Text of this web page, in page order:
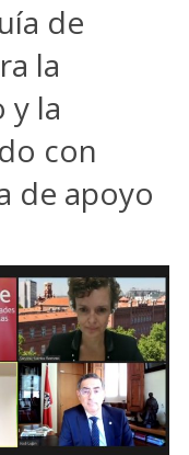
de
la
y la
con
de apoyo